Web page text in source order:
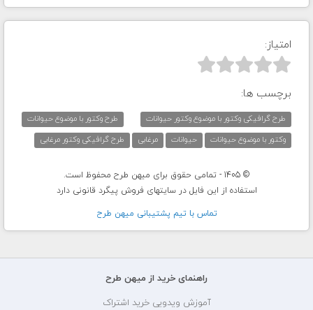
امتیاز:



برچسب ها:
طرح گرافیکی وکتور با موضوع وکتور حیوانات
طرح وکتور با موضوع حیوانات
وکتور با موضوع حیوانات
حیوانات مرغابی طرح گرافیکی وکتور مرغابی
© 1405 - تمامی حقوق برای میهن طرح محفوظ است.
استفاده از این فایل در سایتهای فروش پیگرد قانونی دارد
تماس با تيم پشتيبانی ميهن طرح
راهنمای خرید از میهن طرح
آموزش ویدویی خرید اشتراک